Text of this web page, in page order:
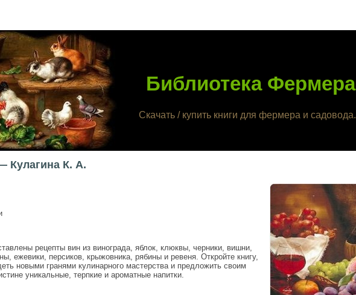
Библиотека Фермера
Скачать / купить книги для фермера и садовода.
Кулагина К. А.
рецепты вин из винограда, яблок, клюквы, черники, вишни,
ежевики, персиков, крыжовника, рябины и ревеня. Откройте книгу,
новыми гранями кулинарного мастерства и предложить своим
уникальные, терпкие и ароматные напитки.